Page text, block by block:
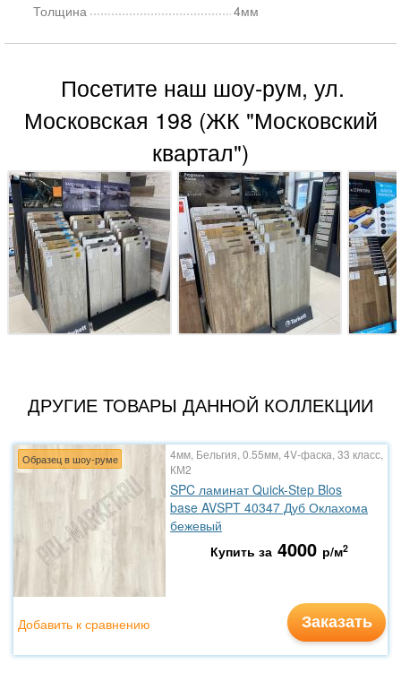
Толщина 4мм
Посетите наш шоу-рум, ул.
Московская 198 (ЖК "Московский
квартал")
ДРУГИЕ ТОВАРЫ ДАННОЙ КОЛЛЕКЦИИ
Образец в шоу-руме
4мм, Бельгия, 0.55мм, 4V-фаска, 33 класс,
КМ2
SPC ламинат Quick-Step Blos
base AVSPT 40347 Дуб Оклахома
бежевый
Купить за 4000 р/м2
Заказать
Добавить к сравнению